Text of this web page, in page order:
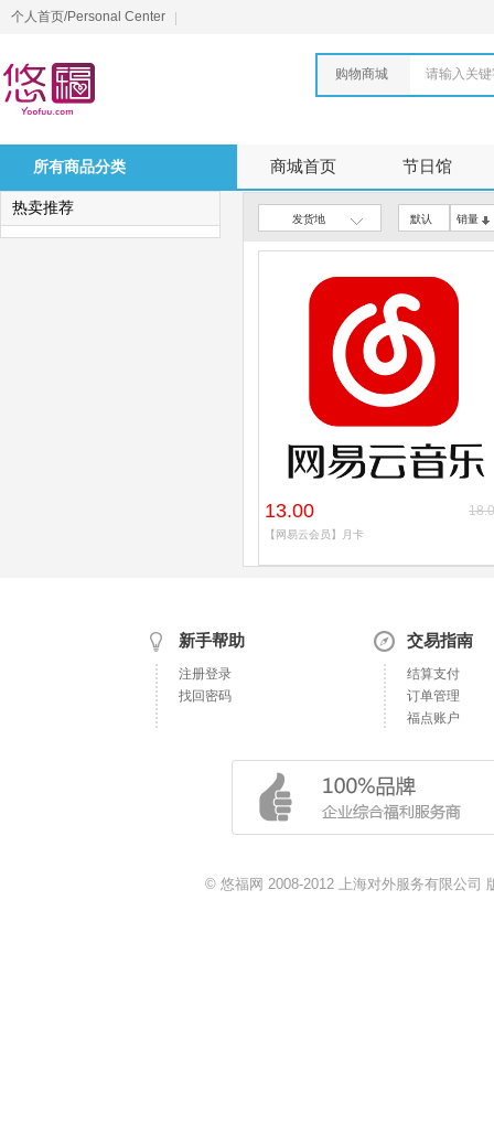
个人首页/Personal Center
购物商城 请输入关
所有商品分类 商城首页 节日馆
热卖推荐
发货地 默认 销量
13.00
【网易云会员】月卡
新手帮助
注册登录
找回密码
交易指南
结算支付
订单管理
福点账户
© 悠福网 2008-2012 上海对外服务有限公司